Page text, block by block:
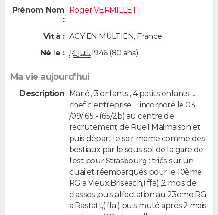
Prénom Nom
:
Roger VERMILLET
Vit à : ACY EN MULTIEN, France
Né le : 14 juil. 1946 (80 ans)
Ma vie aujourd'hui
Description Marié , 3 enfants , 4 petits enfants ...
chef d'entreprise .... incorporé le 03
/09/ 65 - (65/2b) au centre de
recrutement de Rueil Malmaison et
puis départ le soir meme comme des
bestiaux par le sous sol de la gare de
l'est pour Strasbourg : triés sur un
quai et réembarqués pour le 10ème
RG a Vieux Briseach,( ffa) ,2 mois de
classes ,puis affectation au 23eme RG
a Rastatt,( ffa,) puis muté après 2 mois